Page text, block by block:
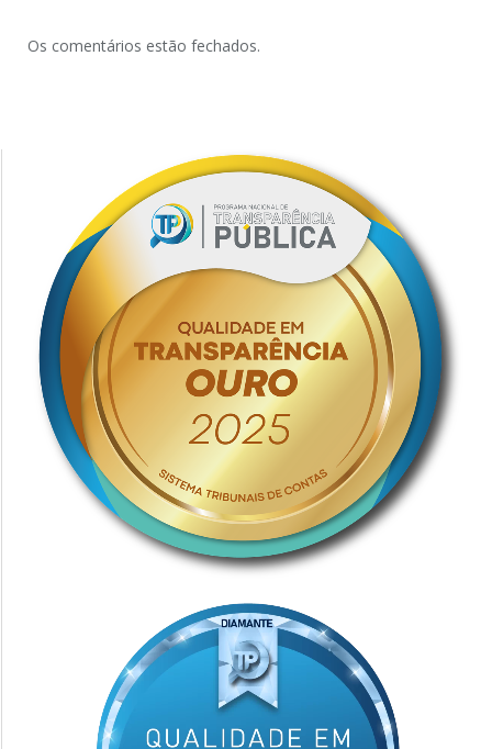
Os comentários estão fechados.